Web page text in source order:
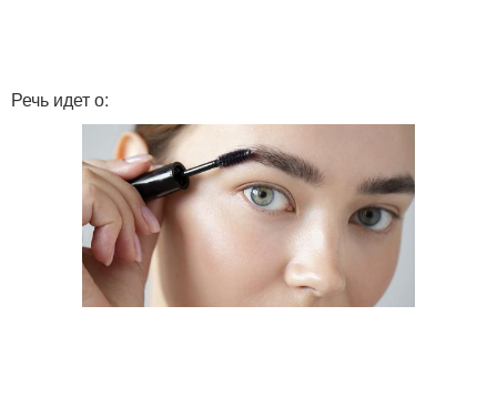
Речь идет о: